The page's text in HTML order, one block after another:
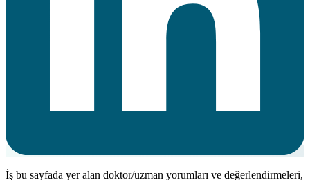
İş bu sayfada yer alan doktor/uzman yorumları ve değerlendirmeleri,